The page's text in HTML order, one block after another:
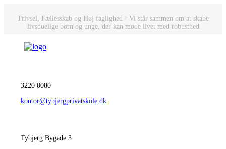
Trivsel, Fællesskab og Høj faglighed - Vi står sammen om at skabe
livsduelige børn og unge, der kan møde livet med robusthed
3220 0080
kontor@tybjergprivatskole.dk
Tybjerg Bygade 3